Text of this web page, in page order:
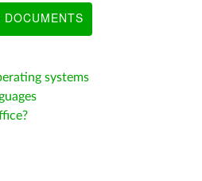
systems